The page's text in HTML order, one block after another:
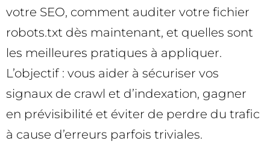
votre SEO, comment auditer votre fichier
robots.txt dès maintenant, et quelles sont
les meilleures pratiques à appliquer.
L’objectif : vous aider à sécuriser vos
signaux de crawl et d’indexation, gagner
en prévisibilité et éviter de perdre du trafic
à cause d’erreurs parfois triviales.